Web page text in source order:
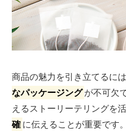
商品の魅力を引き立てるには
なパッケージング が不可欠
えるストーリーテリングを活
確 に伝えることが重要です